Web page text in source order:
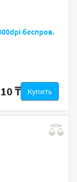
беспров.
₸ Купить